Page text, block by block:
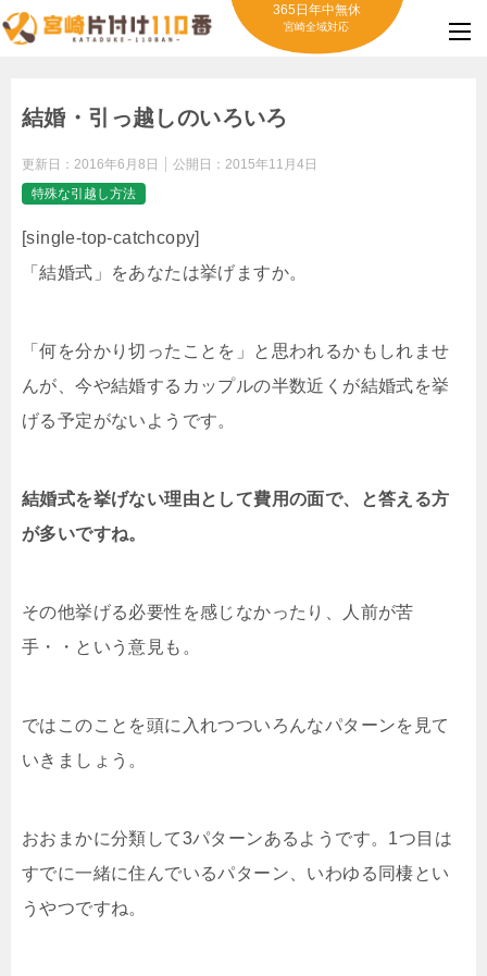
365日年中無休
宮崎全域対応
結婚・引っ越しのいろいろ
更新日： 2016年6月8日 公開日： 2015年11月4日
特殊な引越し方法
[single-top-catchcopy]
「結婚式」をあなたは挙げますか。
「何を分かり切ったことを」と思われるかもしれませ
んが、今や結婚するカップルの半数近くが結婚式を挙
げる予定がないようです。
結婚式を挙げない理由として費用の面で、と答える方
が多いですね。
その他挙げる必要性を感じなかったり、人前が苦
手・・という意見も。
ではこのことを頭に入れつついろんなパターンを見て
いきましょう。
おおまかに分類して3パターンあるようです。1つ目は
すでに一緒に住んでいるパターン、いわゆる同棲とい
うやつですね。